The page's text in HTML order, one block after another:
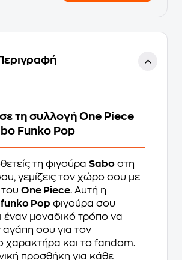
τη συλλογή One Piece
Funko Pop
τη φιγούρα Sabo στη
γεμίζεις τον χώρο σου με
One Piece. Αυτή η
funko Pop φιγούρα σου
έναν μοναδικό τρόπο να
αγάπη σου για τον
χαρακτήρα και το fandom.
προσθήκη για κάθε